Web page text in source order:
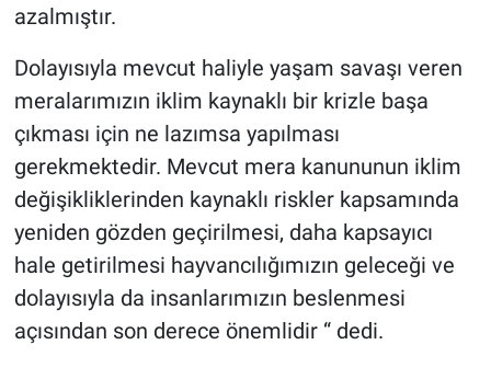
azalmıştır.
Dolayısıyla mevcut haliyle yaşam savaşı veren
meralarımızın iklim kaynaklı bir krizle başa
çıkması için ne lazımsa yapılması
gerekmektedir. Mevcut mera kanununun iklim
değişikliklerinden kaynaklı riskler kapsamında
yeniden gözden geçirilmesi, daha kapsayıcı
hale getirilmesi hayvancılığımızın geleceği ve
dolayısıyla da insanlarımızın beslenmesi
açısından son derece önemlidir “ dedi.